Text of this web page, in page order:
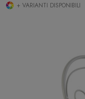
+ VARIANTI DISPONIBILI